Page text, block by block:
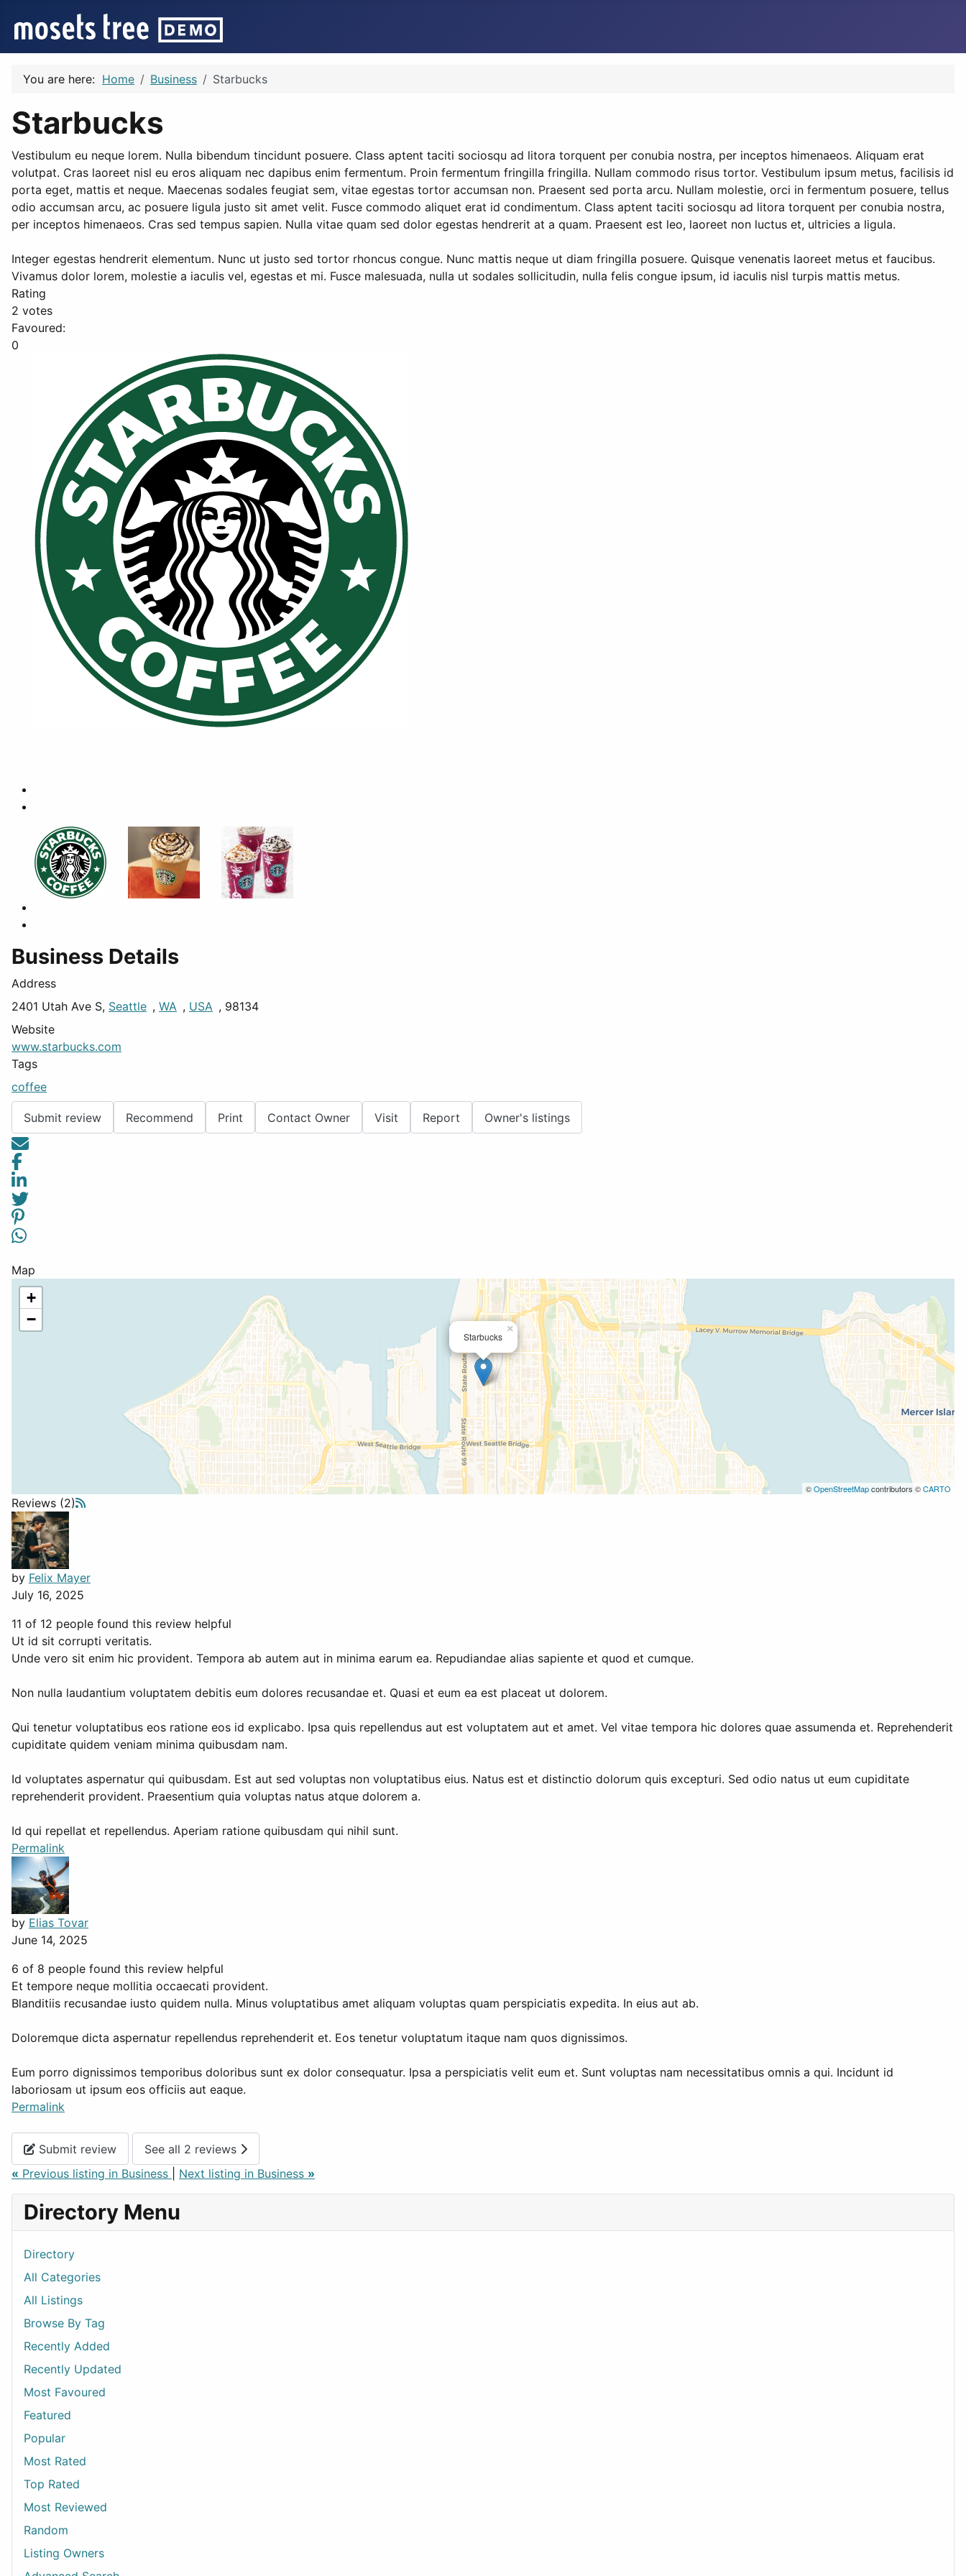
You are here: Home Business Starbucks
Starbucks
Vestibulum eu neque lorem. Nulla bibendum tincidunt posuere. Class aptent taciti sociosqu ad litora torquent per conubia nostra, per inceptos himenaeos. Aliquam erat
volutpat. Cras laoreet nisl eu eros aliquam nec dapibus enim fermentum. Proin fermentum fringilla fringilla. Nullam commodo risus tortor. Vestibulum ipsum metus, facilisis id
porta eget, mattis et neque. Maecenas sodales feugiat sem, vitae egestas tortor accumsan non. Praesent sed porta arcu. Nullam molestie, orci in fermentum posuere, tellus
odio accumsan arcu, ac posuere ligula justo sit amet velit. Fusce commodo aliquet erat id condimentum. Class aptent taciti sociosqu ad litora torquent per conubia nostra,
per inceptos himenaeos. Cras sed tempus sapien. Nulla vitae quam sed dolor egestas hendrerit at a quam. Praesent est leo, laoreet non luctus et, ultricies a ligula.
Integer egestas hendrerit elementum. Nunc ut justo sed tortor rhoncus congue. Nunc mattis neque ut diam fringilla posuere. Quisque venenatis laoreet metus et faucibus.
Vivamus dolor lorem, molestie a iaculis vel, egestas et mi. Fusce malesuada, nulla ut sodales sollicitudin, nulla felis congue ipsum, id iaculis nisl turpis mattis metus.
Rating
2 votes
Favoured:
0
Business Details
Address
2401 Utah Ave S, Seattle , WA , USA , 98134
Website
www.starbucks.com
Tags
coffee
Submit review Recommend Print Contact Owner Visit Report Owner's listings
Map
Starbucks
×
+
−
©OpenStreetMapcontributors ©CARTO
Reviews (2)
by Felix Mayer
July 16, 2025
11 of 12 people found this review helpful
Ut id sit corrupti veritatis.
Unde vero sit enim hic provident. Tempora ab autem aut in minima earum ea. Repudiandae alias sapiente et quod et cumque.
Non nulla laudantium voluptatem debitis eum dolores recusandae et. Quasi et eum ea est placeat ut dolorem.
Qui tenetur voluptatibus eos ratione eos id explicabo. Ipsa quis repellendus aut est voluptatem aut et amet. Vel vitae tempora hic dolores quae assumenda et. Reprehenderit
cupiditate quidem veniam minima quibusdam nam.
Id voluptates aspernatur qui quibusdam. Est aut sed voluptas non voluptatibus eius. Natus est et distinctio dolorum quis excepturi. Sed odio natus ut eum cupiditate
reprehenderit provident. Praesentium quia voluptas natus atque dolorem a.
Id qui repellat et repellendus. Aperiam ratione quibusdam qui nihil sunt.
Permalink
by Elias Tovar
June 14, 2025
6 of 8 people found this review helpful
Et tempore neque mollitia occaecati provident.
Blanditiis recusandae iusto quidem nulla. Minus voluptatibus amet aliquam voluptas quam perspiciatis expedita. In eius aut ab.
Doloremque dicta aspernatur repellendus reprehenderit et. Eos tenetur voluptatum itaque nam quos dignissimos.
Eum porro dignissimos temporibus doloribus sunt ex dolor consequatur. Ipsa a perspiciatis velit eum et. Sunt voluptas nam necessitatibus omnis a qui. Incidunt id
laboriosam ut ipsum eos officiis aut eaque.
Permalink
Submit review
See all 2 reviews
« Previous listing in Business Next listing in Business »
Directory Menu
Directory
All Categories
All Listings
Browse By Tag
Recently Added
Recently Updated
Most Favoured
Featured
Popular
Most Rated
Top Rated
Most Reviewed
Random
Listing Owners